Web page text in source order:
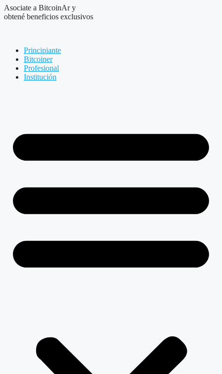
Asociate a BitcoinAr y
obtené beneficios exclusivos
Principiante
Bitcoiner
Profesional
Institución